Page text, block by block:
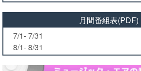
月間番組表(PDF)
7/1- 7/31
8/1- 8/31